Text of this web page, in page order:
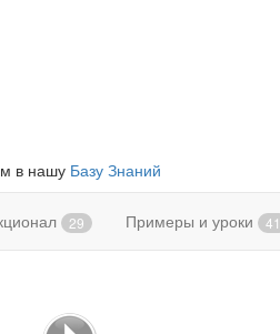
в нашу Базу Знаний
29 Примеры и уроки 41